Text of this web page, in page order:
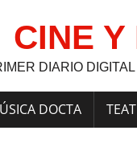
CINE Y
DIARIO
DOCTA